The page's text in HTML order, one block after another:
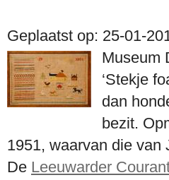
Geplaatst op: 25-01-
Museum
‘Stekje
dan
bezit.
1951, waarvan die van
De Leeuwarder